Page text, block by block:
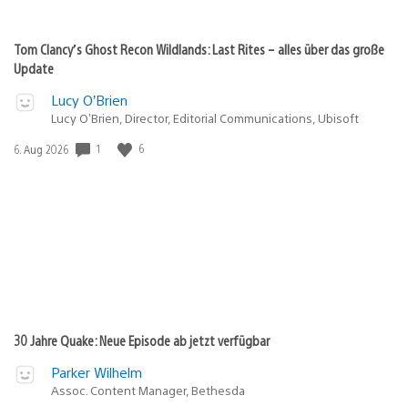
Tom Clancy’s Ghost Recon Wildlands: Last Rites – alles über das große
Update
Lucy O’Brien
Lucy O’Brien, Director, Editorial Communications, Ubisoft
Veröffentlichungsdatum:
6. Aug 2026 1 6
30 Jahre Quake: Neue Episode ab jetzt verfügbar
Parker Wilhelm
Assoc. Content Manager, Bethesda